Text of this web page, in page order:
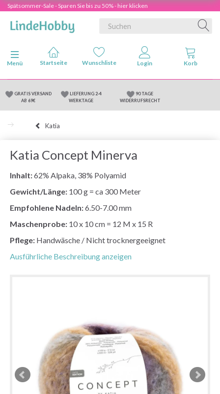
Spätsommer-Sale - Sparen Sie bis zu 50% - hier klicken
Anzeige ändern
Menü
GRATIS VERSAND
AB 69€
LIEFERUNG 2-4
WERKTAGE
90 TAGE
WIDERRUFSRECHT
Katia
Katia Concept Minerva
Inhalt:62% Alpaka, 38% Polyamid
Gewicht/Länge: 100 g = ca 300 Meter
Empfohlene Nadeln:6.50-7.00 mm
Maschenprobe: 10 x 10 cm = 12 M x 15 R
Pflege: Handwäsche / Nicht trocknergeeignet
Ausführliche Beschreibung anzeigen